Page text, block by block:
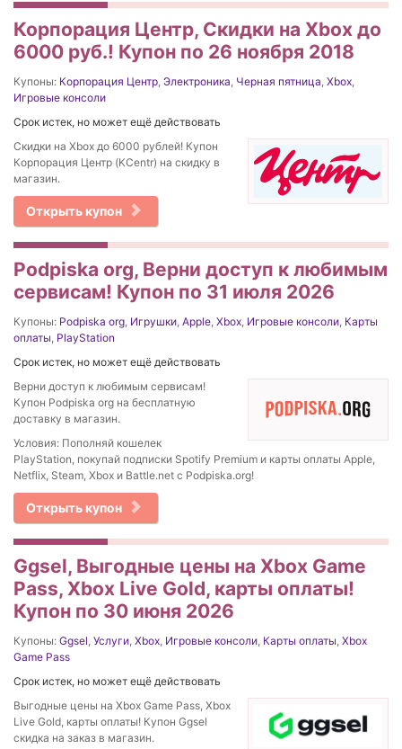
Корпорация Центр, Скидки на Xbox до
6000 руб.! Купон по 26 ноября 2018
Купоны: Корпорация Центр, Электроника, Черная пятница, Xbox,
Игровые консоли
Срок истек, но может ещё действовать
Скидки на Xbox до 6000 рублей! Купон
Корпорация Центр (KCentr) на скидку в
магазин.
Открыть купон
Podpiska org, Верни доступ к любимым
сервисам! Купон по 31 июля 2026
Купоны: Podpiska org, Игрушки, Apple, Xbox, Игровые консоли, Карты
оплаты, PlayStation
Срок истек, но может ещё действовать
Верни доступ к любимым сервисам!
Купон Podpiska org на бесплатную
доставку в магазин.
Условия: Пополняй кошелек
PlayStation, покупай подписки Spotify Premium и карты оплаты Apple,
Netflix, Steam, Xbox и Battle.net с Podpiska.org!
Открыть купон
Ggsel, Выгодные цены на Xbox Game
Pass, Xbox Live Gold, карты оплаты!
Купон по 30 июня 2026
Купоны: Ggsel, Услуги, Xbox, Игровые консоли, Карты оплаты, Xbox
Game Pass
Срок истек, но может ещё действовать
Выгодные цены на Xbox Game Pass, Xbox
Live Gold, карты оплаты! Купон Ggsel
скидка на заказ в магазин.